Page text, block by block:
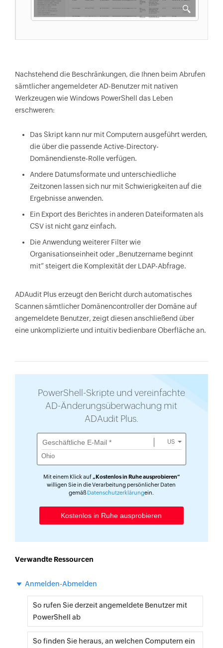
SearchBase "$OU" -Properties
operatingsystem
seconds for each computer"
}
foreach ($u in $comp) {
Invoke-Command -ComputerName $u.Name -
1 | ForEach-Object {
$a=$_.trim() -replace '\s+',' ' -replace
'>','' -split '\s'
If ($a[2] -like '*Disc*') {
$array= ([ordered]@{
'User' = $a[0]
'Computer' = $u.Name
'Date' = $a[4]
})
$result+=New-Object -TypeName
PSCustomObject -Property $array
else {
$array= ([ordered]@{
'User' = $a[0]
'Computer' = $u.Name
PSCustomObject -Property $array
If ($All) {
Properties operatingsystem
$count=$comp.count
If ($count -gt 20) {
Write-Warning "Search $count computers.
This may take some time ... About 4
foreach ($u in $comp) {
ScriptBlock {quser} | Select-Object -Skip
$a=$_.trim() -replace '\s+',' ' -replace
'>','' -split '\s'
If ($a[2] -like '*Disc*') {
$array= ([ordered]@{
Nachstehend die Beschränkungen, die Ihnen beim Abrufen
sämtlicher angemeldeter AD-Benutzer mit nativen
Werkzeugen wie Windows PowerShell das Leben
erschweren:
Das Skript kann nur mit Computern ausgeführt werden,
die über die passende Active-Directory-
Domänendienste-Rolle verfügen.
Andere Datumsformate und unterschiedliche
Zeitzonen lassen sich nur mit Schwierigkeiten auf die
Ergebnisse anwenden.
Ein Export des Berichtes in anderen Dateiformaten als
CSV ist nicht ganz einfach.
Die Anwendung weiterer Filter wie
Organisationseinheit oder „Benutzername beginnt
mit“ steigert die Komplexität der LDAP-Abfrage.
ADAudit Plus erzeugt den Bericht durch automatisches
Scannen sämtlicher Domänencontroller der Domäne auf
angemeldete Benutzer, zeigt diesen anschließend über
eine unkomplizierte und intuitiv bedienbare Oberfläche an.
PowerShell-Skripte und vereinfachte
AD-Änderungsüberwachung mit
ADAudit Plus.
US
Mit einem Klick auf „Kostenlos in Ruhe ausprobieren“
willigen Sie in die Verarbeitung persönlicher Daten
gemäß Datenschutzerklärungein.
Verwandte Ressourcen
Anmelden-Abmelden
So rufen Sie derzeit angemeldete Benutzer mit
PowerShell ab
So finden Sie heraus, an welchen Computern ein